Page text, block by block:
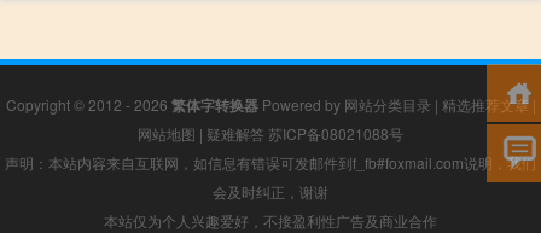
Copyright © 2012 - 2026 繁体字转换器Powered by 网站分类目录 | 精选推荐文章|
网站地图 | 疑难解答 苏ICP备08021088号
声明：本站内容来自互联网，如信息有错误可发邮件到f_fb#foxmail.com说明，我们
会及时纠正，谢谢
本站仅为个人兴趣爱好，不接盈利性广告及商业合作